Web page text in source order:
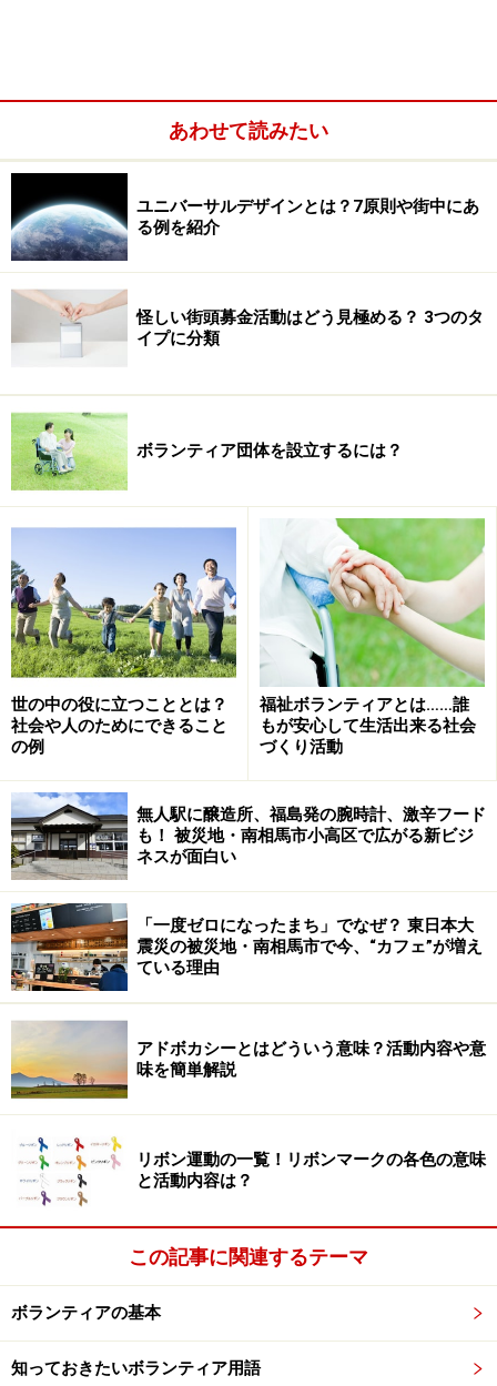
ども、シングルマザー、生活に困窮する家庭、ホームレ
ス、外国人など、弱い立場に置かれている人の生活上の
課題を支援することを指します。日々の生活に何らかの
問題を抱え、その支援や解決の手助けをすることが福祉
ボランティアの一般的な活動です。
福祉ボランティアの魅力は社会を別の視点
で見て気づきがある
■様々な気づきがあるのが魅力です
福祉ボランティアの最大の特徴は、“当事者”とよばれる
人と向き合う活動である点です。宗教や習慣、国、地
域、年齢、性別、家庭環境、障害など、自分とは違う文
化と、価値観の中で生きる人たちをサポートします。
活動を通してその人たちの視点で社会を見ると、様々な
気づきがあります。社会的に立場の弱い人たちが置かれ
ている環境や、受けられる福祉サービスの弱さ、あるい
は、価値観の違う人の意見や考え方を知ることでの気づ
きもあるでしょう。
今いる社会を別の視点で見ることができる様々な気づき
があること、それが福祉ボランティアの魅力です
福祉ボランティアの最初の一歩は小さな活
動から
あわせて読みたい
ユニバーサルデザインとは？7原則や街中にあ
る例を紹介
怪しい街頭募金活動はどう見極める？ 3つのタ
イプに分類
ボランティア団体を設立するには？
世の中の役に立つこととは？
社会や人のためにできること
の例
福祉ボランティアとは……誰
もが安心して生活出来る社会
づくり活動
無人駅に醸造所、福島発の腕時計、激辛フード
も！ 被災地・南相馬市小高区で広がる新ビジ
ネスが面白い
「一度ゼロになったまち」でなぜ？ 東日本大
震災の被災地・南相馬市で今、“カフェ”が増え
ている理由
アドボカシーとはどういう意味？活動内容や意
味を簡単解説
リボン運動の一覧！リボンマークの各色の意味
と活動内容は？
この記事に関連するテーマ
ボランティアの基本
知っておきたいボランティア用語